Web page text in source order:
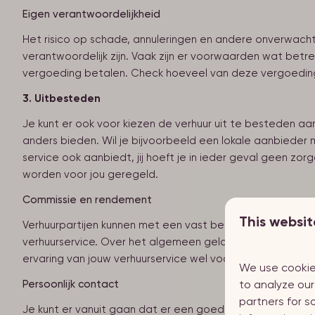
Eigen verantwoordelijkheid
Het risico op schade, annuleringen en andere
verantwoordelijk zijn. Vaak zijn er voorwaarden wat
vergoeding betalen. Check hoeveel van deze
3. Uitbesteden
Je kunt er ook voor kiezen de verhuur uit te besteden
anders bieden. Wil je bijvoorbeeld een lokale
service ook aanbiedt, jij hoeft je in ieder geval geen
worden voor jou geregeld.
Commissie en rendement
Verhuurpartijen kunnen met een vast bedrag per
verhuurservice. Over het algemeen geldt: hoe meer je
ervaring van jouw verhuurservice wel voor meer
Persoonlijk contact
Je kunt er vanuit gaan dat er een goede ondersteuning
This
We use
to analyze
partners for